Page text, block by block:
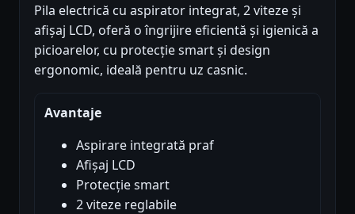
Pila electrică cu aspirator integrat, 2 viteze și
afișaj LCD, oferă o îngrijire eficientă și igienică a
picioarelor, cu protecție smart și design
ergonomic, ideală pentru uz casnic.
Avantaje
Aspirare integrată praf
Afișaj LCD
Protecție smart
2 viteze reglabile